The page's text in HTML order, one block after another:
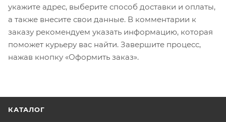
укажите адрес, выберите способ доставки и оплаты,
а также внесите свои данные. В комментарии к
заказу рекомендуем указать информацию, которая
поможет курьеру вас найти. Завершите процесс,
нажав кнопку «Оформить заказ».
КАТАЛОГ